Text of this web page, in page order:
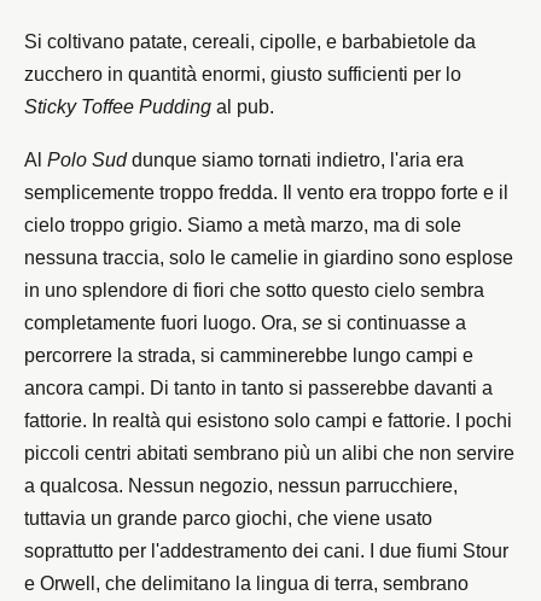
Si coltivano patate, cereali, cipolle, e barbabietole da
zucchero in quantità enormi, giusto sufficienti per lo
Sticky Toffee Pudding al pub.
AlPolo Suddunque siamo tornati indietro, l'aria era
semplicemente troppo fredda. Il vento era troppo forte e il
cielo troppo grigio. Siamo a metà marzo, ma di sole
nessuna traccia, solo le camelie in giardino sono esplose
in uno splendore di fiori che sotto questo cielo sembra
completamente fuori luogo. Ora,se si continuasse a
percorrere la strada, si camminerebbe lungo campi e
ancora campi. Di tanto in tanto si passerebbe davanti a
fattorie. In realtà qui esistono solo campi e fattorie. I pochi
piccoli centri abitati sembrano più un alibi che non servire
a qualcosa. Nessun negozio, nessun parrucchiere,
tuttavia un grande parco giochi, che viene usato
soprattutto per l'addestramento dei cani. I due fiumi Stour
e Orwell, che delimitano la lingua di terra, sembrano